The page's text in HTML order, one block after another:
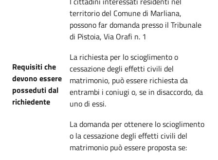
territorio del Comune di Marliana,
possono far domanda presso il Tribunale
di Pistoia, Via Orafi n. 1
Requisiti che
devono essere
posseduti dal
richiedente
La richiesta per lo scioglimento o
cessazione degli effetti civili del
matrimonio, può essere richiesta da
entrambi i coniugi o, se in disaccordo, da
uno di essi.
La domanda per ottenere lo scioglimento
o la cessazione degli effetti civili del
matrimonio può essere proposta se: